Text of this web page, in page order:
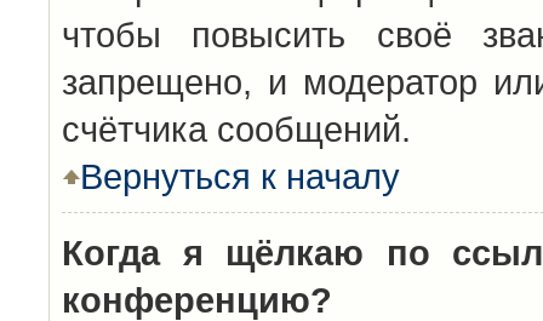
чтобы повысить своё
запрещено, и модератор
счётчика сообщений.
Вернуться к началу
Когда я щёлкаю по
конференцию?